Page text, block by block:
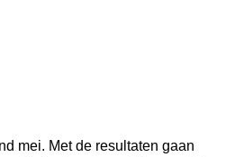
mei. Met de resultaten gaan